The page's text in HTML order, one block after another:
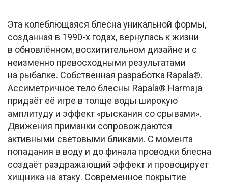
Эта колеблющаяся блесна уникальной формы,
созданная в 1990-х годах, вернулась к жизни
в обновлённом, восхитительном дизайне и с
неизменно превосходными результатами
на рыбалке. Собственная разработка Rapala®.
Ассиметричное тело блесны Rapala® Harmaja
придаёт её игре в толще воды широкую
амплитуду и эффект «рыскания со срывами».
Движения приманки сопровождаются
активными световыми бликами. С момента
попадания в воду и до финала проводки блесна
создаёт раздражающий эффект и провоцирует
хищника на атаку. Современное покрытие